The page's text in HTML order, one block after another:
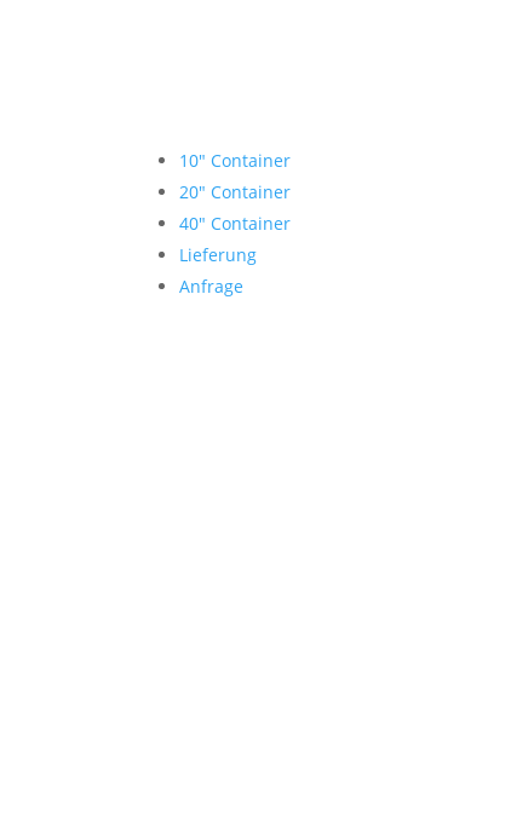
10″ Container
20″ Container
40″ Container
Lieferung
Anfrage